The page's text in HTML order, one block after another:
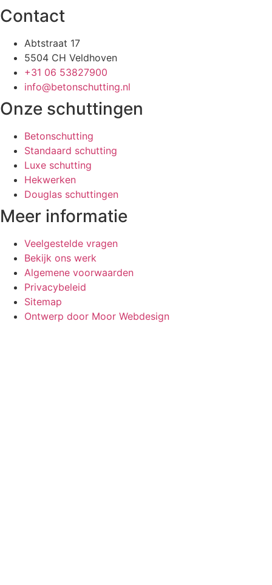
Contact
Abtstraat 17
5504 CH Veldhoven
+31 06 53827900
info@betonschutting.nl
Onze schuttingen
Betonschutting
Standaard schutting
Luxe schutting
Hekwerken
Douglas schuttingen
Meer informatie
Veelgestelde vragen
Bekijk ons werk
Algemene voorwaarden
Privacybeleid
Sitemap
Ontwerp door Moor Webdesign